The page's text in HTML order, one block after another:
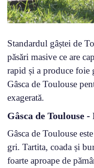
Standardul gâștei de
păsări masive ce are
rapid și a produce foie
Gâsca de Toulouse
exagerată.
Gâsca de Toulouse
Gâsca de Toulouse
gri. Tartita, coada și
foarte aproape de